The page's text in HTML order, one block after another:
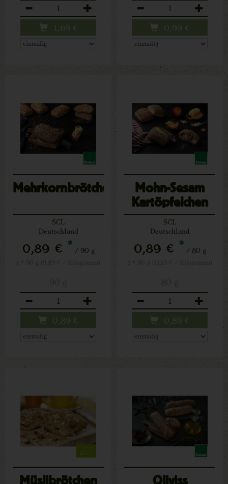
1,69 € 0,99 €
Mehrkornbrötchen
SCL
Deutschland
0,89 € * / 90 g
0,89 €
Mohn-Sesam
Kartöpfelchen
SCL
Deutschland
0,89 € * / 80 g
0,89 €
Müslibrötchen Oliviss